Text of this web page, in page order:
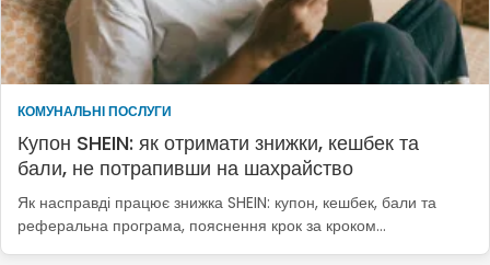
КОМУНАЛЬНІ ПОСЛУГИ
Купон SHEIN: як отримати знижки, кешбек та
бали, не потрапивши на шахрайство
Як насправді працює знижка SHEIN: купон, кешбек, бали та
реферальна програма, пояснення крок за кроком…